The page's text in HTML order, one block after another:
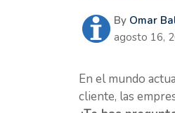
By Omar
agosto 16,
En el mundo
cliente, las